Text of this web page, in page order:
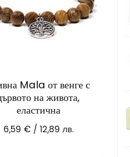
Mala от венге с
на живота,
еластична
6,59 €/ 12,89 лв.